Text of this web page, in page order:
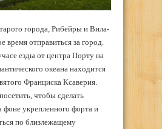
города, Рибейры и Вила-
время отправиться за город.
езды от центра Порту на
океана находится
Франциска Ксаверия.
чтобы сделать
фоне укрепленного форта и
по близлежащему